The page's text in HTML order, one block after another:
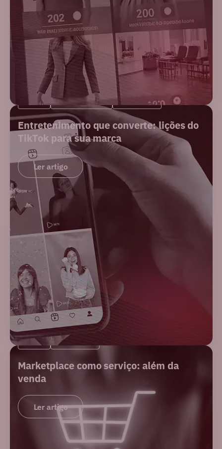
BLOG E-COMMERCE MERCADO
Entretenimento que converte: lições do
TikTok para sua marca
Ler artigo
BLOG MERCADO
Marketplace como serviço: além da
venda
Ler artigo